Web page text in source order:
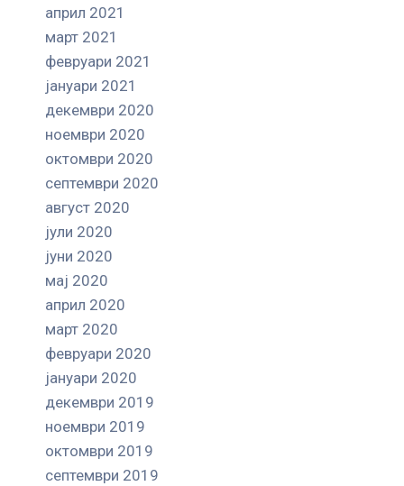
април 2021
март 2021
февруари 2021
јануари 2021
декември 2020
ноември 2020
октомври 2020
септември 2020
август 2020
јули 2020
јуни 2020
мај 2020
април 2020
март 2020
февруари 2020
јануари 2020
декември 2019
ноември 2019
октомври 2019
септември 2019